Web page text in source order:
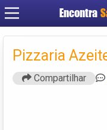
Encontra
Pizzaria
Compartilhar